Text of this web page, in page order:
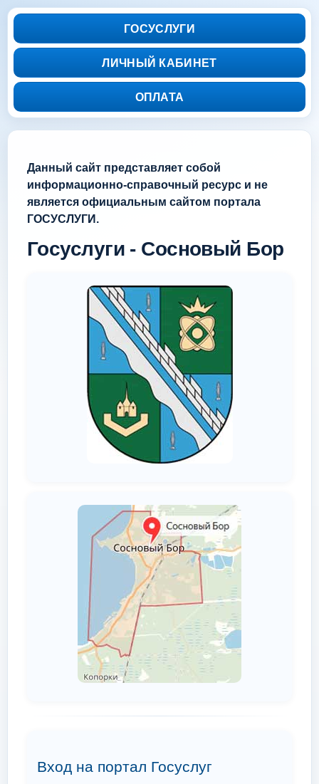
ГОСУСЛУГИ
ЛИЧНЫЙ КАБИНЕТ
ОПЛАТА
Данный сайт представляет собой
информационно-справочный ресурс и не
является официальным сайтом портала
ГОСУСЛУГИ.
Госуслуги - Сосновый Бор
Вход на портал Госуслуг